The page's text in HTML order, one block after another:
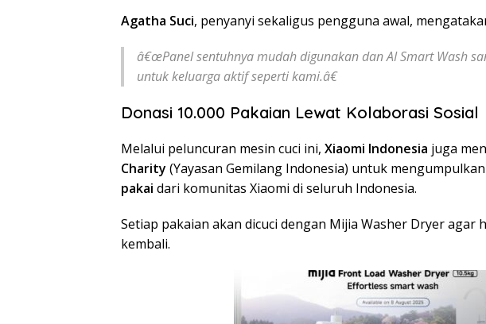
Agatha Suci, penyanyi sekaligus pengguna awal,
â€œPanel sentuhnya mudah digunakan dan AI Smart Wash
untuk keluarga aktif seperti kami.â€
Donasi 10.000 Pakaian Lewat Kolaborasi Sosial
Melalui peluncuran mesin cuci ini, Xiaomi Indonesia juga
Charity (Yayasan Gemilang Indonesia) untuk mengumpulkan
pakai dari komunitas Xiaomi di seluruh Indonesia.
Setiap pakaian akan dicuci dengan Mijia Washer Dryer agar
kembali.